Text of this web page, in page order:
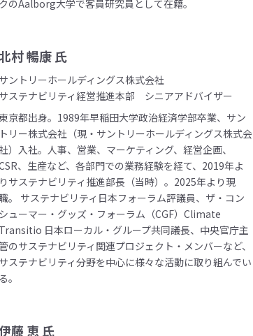
クのAalborg大学で客員研究員として在籍。
村 暢康 氏
サントリーホールディングス株式会社
サステナビリティ経営推進本部 シニアアドバイザー
京都出身。1989年早稲田大学政治経済学部卒業、サン
トリー株式会社（現・サントリーホールディングス株式会
）入社。人事、営業、マーケティング、経営企画、
、生産など、各部門での業務経験を経て、2019年よ
りサステナビリティ推進部長（当時）。2025年より現
。 サステナビリティ日本フォーラム評議員、ザ・コン
シューマー・グッズ・フォーラム（CGF）Climate
Transitio 日本ローカル・グループ共同議長、中央官庁主
のサステナビリティ関連プロジェクト・メンバーなど、
サステナビリティ分野を中心に様々な活動に取り組んでい
る。
藤 恵 氏